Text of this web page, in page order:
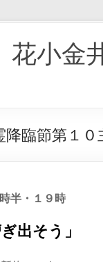
小金
臨節第１０
半・１９時
出そう 」